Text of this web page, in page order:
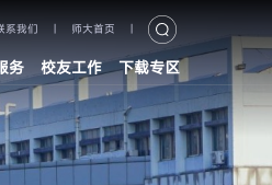
系我们 师大首页
务 校友工作 下载专区